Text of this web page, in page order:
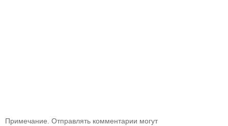
Примечание. Отправлять комментарии могут